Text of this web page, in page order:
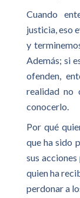
Cuando
justicia, eso
y
Además; si
ofenden,
realidad no
conocerlo.
Por qué
que ha sido
sus
quien ha
perdonar a